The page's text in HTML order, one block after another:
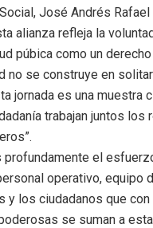
José Andrés Rafael
alianza refleja la
púbica como un
no se construye en
jornada es una muestra
trabajan juntos los
profundamente el
operativo, equipo
y los ciudadanos que con
se suman a